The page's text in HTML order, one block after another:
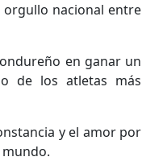
orgullo nacional entre
en ganar un
de los atletas más
y el amor por